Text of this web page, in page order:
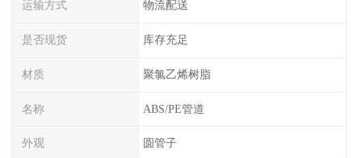
运输方式 物流配送
是否现货 库存充足
材质 聚氯乙烯树脂
名称 ABS/PE管道
外观 圆管子